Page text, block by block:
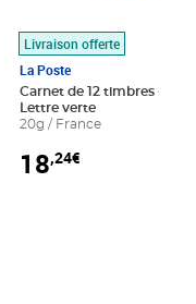
au panier
Livraison offerte
La Poste
Carnet de 12 timbres - Le
Lettre verte
20g / France
18,24€